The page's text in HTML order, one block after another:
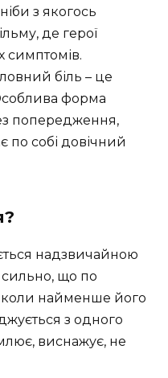
з якогось
де герої
симптомів.
біль – це
форма
попередження,
по собі довічний
надзвичайною
сильно, що по
коли найменше його
з одного
виснажує, не